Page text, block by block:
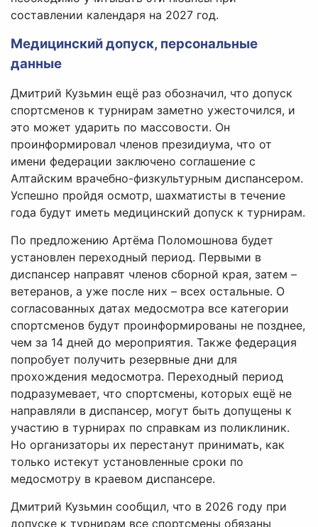
составлении календаря на 2027 год.
Медицинский допуск, персональные
данные
Дмитрий Кузьмин ещё раз обозначил, что допуск
спортсменов к турнирам заметно ужесточился, и
это может ударить по массовости. Он
проинформировал членов президиума, что от
имени федерации заключено соглашение с
Алтайским врачебно-физкультурным диспансером.
Успешно пройдя осмотр, шахматисты в течение
года будут иметь медицинский допуск к турнирам.
По предложению Артёма Поломошнова будет
установлен переходный период. Первыми в
диспансер направят членов сборной края, затем –
ветеранов, а уже после них – всех остальные. О
согласованных датах медосмотра все категории
спортсменов будут проинформированы не позднее,
чем за 14 дней до мероприятия. Также федерация
попробует получить резервные дни для
прохождения медосмотра. Переходный период
подразумевает, что спортсмены, которых ещё не
направляли в диспансер, могут быть допущены к
участию в турнирах по справкам из поликлиник.
Но организаторы их перестанут принимать, как
только истекут установленные сроки по
медосмотру в краевом диспансере.
Дмитрий Кузьмин сообщил, что в 2026 году при
допуске к турнирам все спортсмены обязаны